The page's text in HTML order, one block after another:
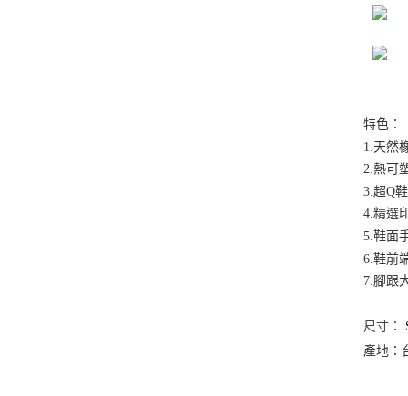
特色：
1.天然
2.熱可
3.超Q
4.精選
5.鞋面
6.鞋前
7.腳跟
尺寸：
產地：